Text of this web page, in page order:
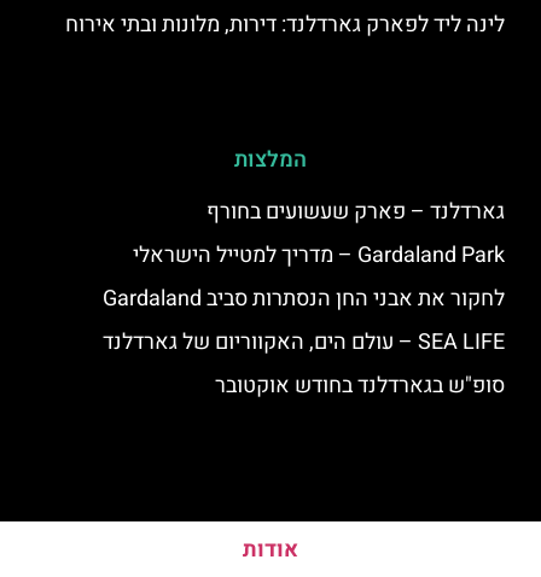
לינה ליד לפארק גארדלנד: דירות, מלונות ובתי אירוח
המלצות
גארדלנד – פארק שעשועים בחורף
Gardaland Park – מדריך למטייל הישראלי
לחקור את אבני החן הנסתרות סביב Gardaland
SEA LIFE – עולם הים, האקווריום של גארדלנד
סופ"ש בגארדלנד בחודש אוקטובר
אודות